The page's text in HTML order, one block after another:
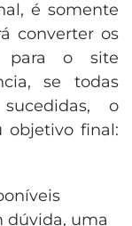
é somente
converter os
para o site
se todas
o
objetivo final:
dúvida, uma